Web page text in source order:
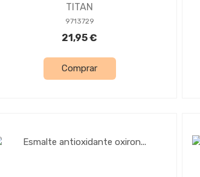
TITAN
9713729
21,95 €
Comprar